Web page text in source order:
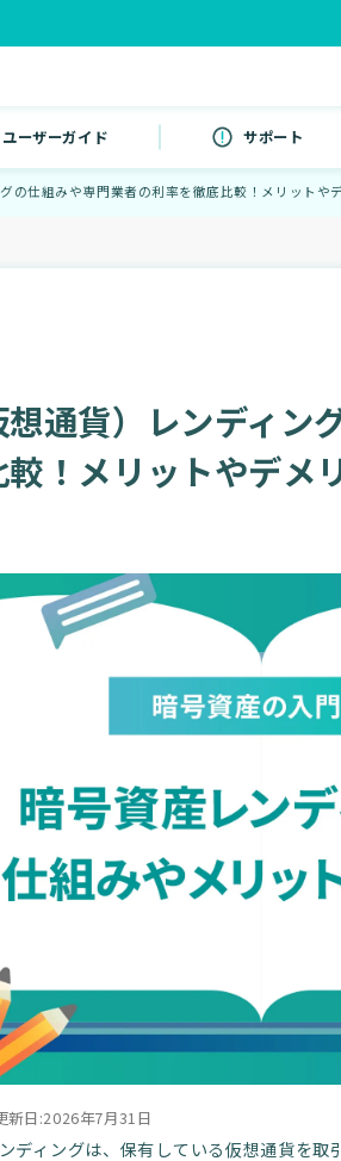
ユーザーガイド サポート
の仕組みや専門業者の利率を徹底比較！メリットや
通貨）レンディン
！メリットやデメ
新日:2026年7月31日
ディングは、保有している仮想通貨を